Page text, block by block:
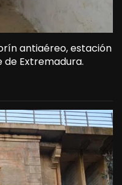
antiaéreo, estación
Extremadura.